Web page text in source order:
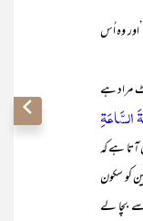
’’اور وہ اُس
ہے
السَّاعَۃِ
آتا ہے کہ
کو سکون
بچا لے